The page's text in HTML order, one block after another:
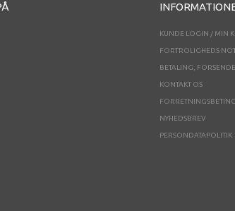
KUNDE LOGIN / MIN
FORTROLIGHEDS
BETALING,
KONTAKT OS
NYHEDSBREV
PERSONDATAPOLITIK